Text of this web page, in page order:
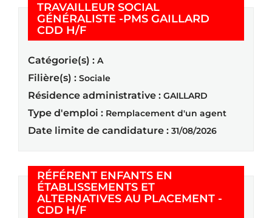
TRAVAILLEUR SOCIAL
GÉNÉRALISTE -PMS GAILLARD
CDD H/F(Nouvelle fenêtre)
Catégorie(s) : A
Filière(s) : Sociale
Résidence administrative : GAILLARD
Type d'emploi : Remplacement d'un agent
Date limite de candidature : 31/08/2026
RÉFÉRENT ENFANTS EN
ÉTABLISSEMENTS ET
ALTERNATIVES AU PLACEMENT -
CDD H/F(Nouvelle fenêtre)